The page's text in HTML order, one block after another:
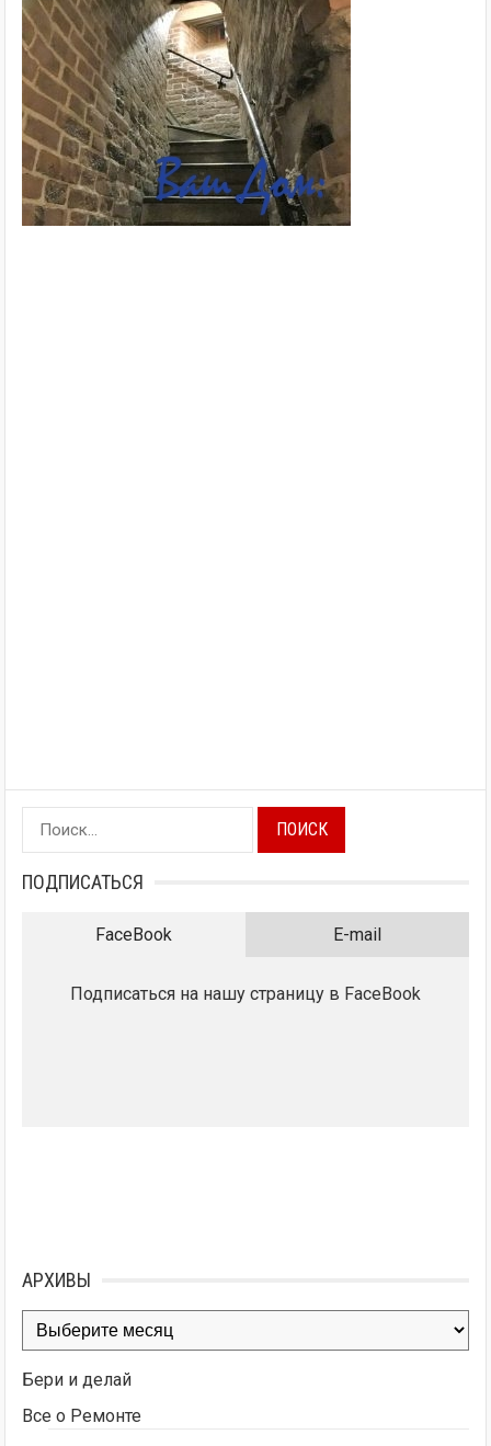
Найти:
ПОДПИСАТЬСЯ
FaceBook E-mail
Подписаться на нашу страницу в FaceBook
АРХИВЫ
Архивы
Бери и делай
Все о Ремонте